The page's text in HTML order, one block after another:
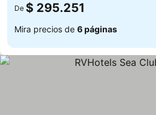
De $ 295.251
Mira precios de 6 páginas